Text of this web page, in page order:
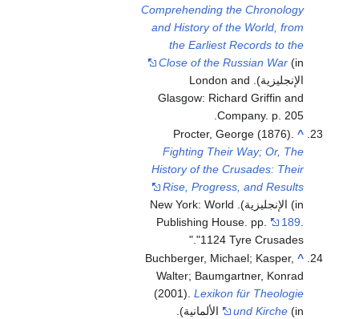
Comprehending the Chronology
and History of the World, from
the Earliest Records to the
Close of the Russian War (in
الإنجليزية). London and
Glasgow: Richard Griffin and
Company. p. 205.
^
Procter, George (1876).
Fighting Their Way; Or, The
History of the Crusades: Their
Rise, Progress, and Results
(in الإنجليزية). New York: World
Publishing House. pp.
189
1124 Tyre Crusades.
^
Buchberger, Michael; Kasper,
Walter; Baumgartner, Konrad
(2001).Lexikon für Theologie
und Kirche
(in الألمانية).